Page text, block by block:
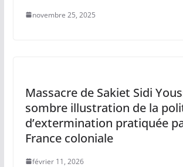
novembre 25, 2025
Massacre de Sakiet Sidi
sombre illustration de la
d’extermination pratiquée
France coloniale
février 11, 2026